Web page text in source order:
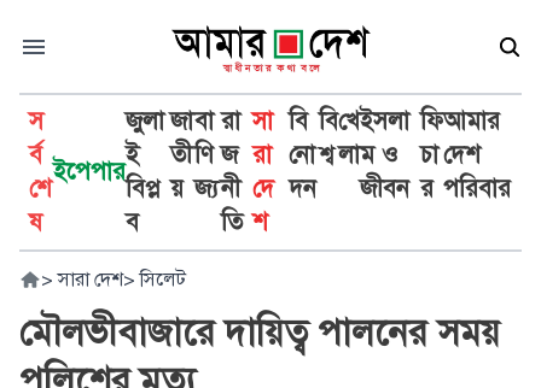
স
র্ব
শে
ষ
ইপেপার
জুলা
ই
বিপ্ল
ব
জা
তী
য়
বা
ণি
জ্য
রা
জ
নী
তি
সা
রা
দে
শ
বি
নো
দন
বি
শ্ব
খে
লা
ইসলা
ম ও
জীবন
ফি
চা
র
আমার
দেশ
পরিবার
> সারা দেশ> সিলেট
মৌলভীবাজারে দায়িত্ব পালনের সময়